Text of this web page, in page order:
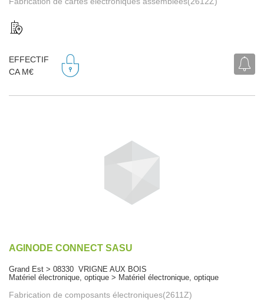
EFFECTIF
CA M€
AGINODE CONNECT SASU
Grand Est > 08330 VRIGNE AUX BOIS
Matériel électronique, optique > Matériel électronique, optique
Fabrication de composants électroniques(2611Z)